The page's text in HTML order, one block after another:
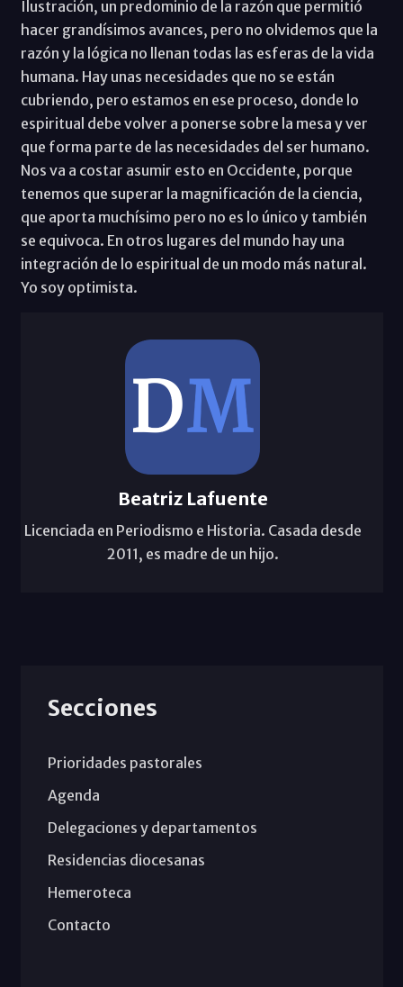
Ilustración, un predominio de la razón que permitió
hacer grandísimos avances, pero no olvidemos que la
razón y la lógica no llenan todas las esferas de la vida
humana. Hay unas necesidades que no se están
cubriendo, pero estamos en ese proceso, donde lo
espiritual debe volver a ponerse sobre la mesa y ver
que forma parte de las necesidades del ser humano.
Nos va a costar asumir esto en Occidente, porque
tenemos que superar la magnificación de la ciencia,
que aporta muchísimo pero no es lo único y también
se equivoca. En otros lugares del mundo hay una
integración de lo espiritual de un modo más natural.
Yo soy optimista.
Beatriz Lafuente
Licenciada en Periodismo e Historia. Casada desde
2011, es madre de un hijo.
Secciones
Prioridades pastorales
Agenda
Delegaciones y departamentos
Residencias diocesanas
Hemeroteca
Contacto